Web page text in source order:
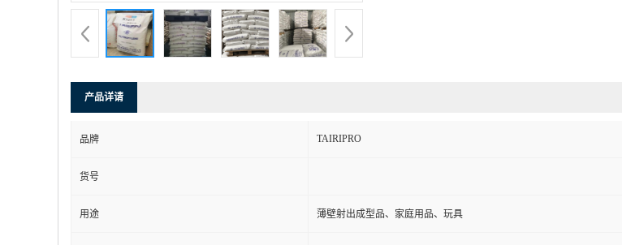
产品详请
品牌 TAIRIPRO
货号
用途 薄壁射出成型品、家庭用品、玩具